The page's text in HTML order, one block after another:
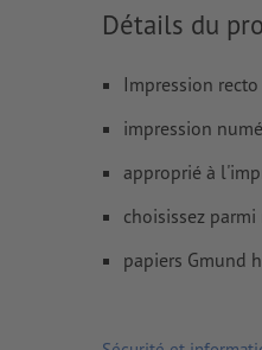
Détails du
Impression recto
impression
approprié à
choisissez
papiers Gmund